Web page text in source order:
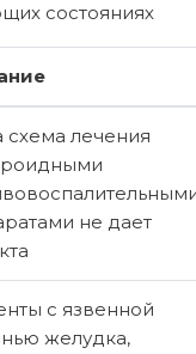
состояниях
схема лечения
не дает
с язвенной
желудка,